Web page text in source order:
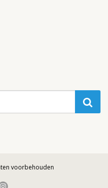
voorbehouden